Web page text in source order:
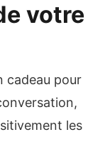
votre
cadeau pour
les